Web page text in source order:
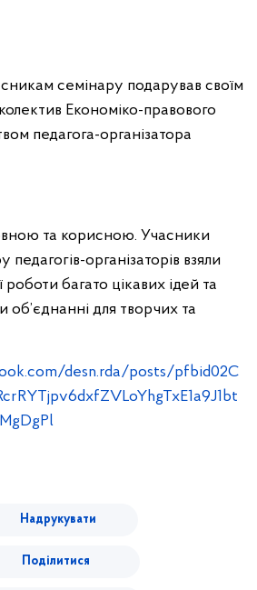
семінару подарував своїм
Економіко-правового
педагога-організатора
та корисною. Учасники
організаторів взяли
роботи багато цікавих ідей та
для творчих та
desn.rda/posts/pfbid02C
Надрукувати
Поділитися